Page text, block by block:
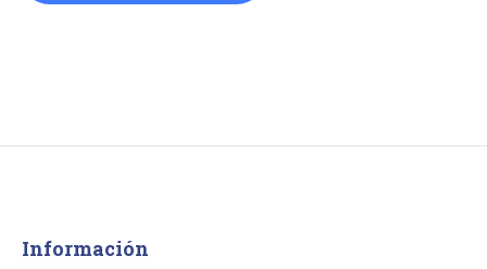
Información